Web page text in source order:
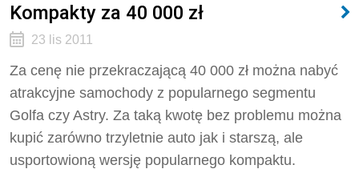
Kompakty za 40 000 zł
23 lis 2011
Za cenę nie przekraczającą 40 000 zł można nabyć
atrakcyjne samochody z popularnego segmentu
Golfa czy Astry. Za taką kwotę bez problemu można
kupić zarówno trzyletnie auto jak i starszą, ale
usportowioną wersję popularnego kompaktu.